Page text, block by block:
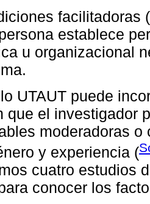
facilitadoras
establece
u organizacional
UTAUT puede
que el investigador
moderadoras
y experiencia (
cuatro estudios
conocer los